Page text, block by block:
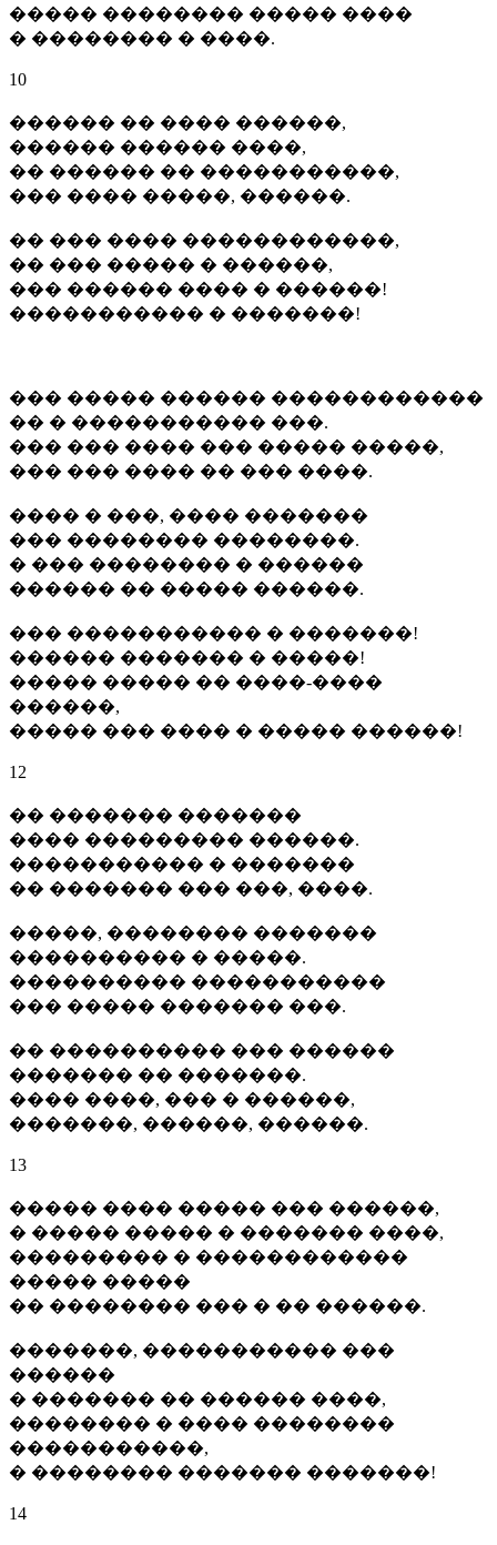
����� �������� ����� ����
� �������� � ����.
10
������ �� ���� ������,
������ ������ ����,
�� ������ �� �����������,
��� ���� �����, ������.
�� ��� ���� ������������,
�� ��� ����� � ������,
��� ������ ���� � ������!
����������� � �������!
��� ����� ������ ������������
�� � ����������� ���.
��� ��� ���� ��� ����� �����,
��� ��� ���� �� ��� ����.
���� � ���, ���� �������
��� �������� ��������.
� ��� �������� � ������
������ �� ����� ������.
��� ����������� � �������!
������ ������� � �����!
����� ����� �� ����-����
������,
����� ��� ���� � ����� ������!
12
�� ������� �������
���� ��������� ������.
����������� � �������
�� ������� ��� ���, ����.
�����, �������� �������
���������� � �����.
���������� �����������
��� ����� ������� ���.
�� ���������� ��� ������
������� �� �������.
���� ����, ��� � ������,
�������, ������, ������.
13
����� ���� ����� ��� ������,
� ����� ����� � ������� ����,
��������� � ������������
����� �����
�� �������� ��� � �� ������.
�������, ����������� ���
������
� ������� �� ������ ����,
�������� � ���� ��������
�����������,
� �������� ������� �������!
14